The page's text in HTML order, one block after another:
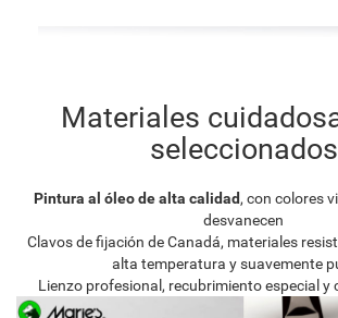
Materiales
seleccionados
Pintura al óleo de alta calidad, con colores
desvanecen
Clavos de fijación de Canadá, materiales
alta temperatura y suavemente
Lienzo profesional, recubrimiento especial y